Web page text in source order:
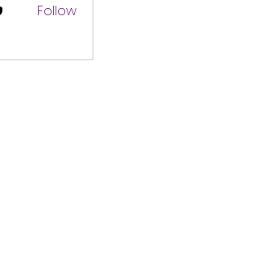
Follow